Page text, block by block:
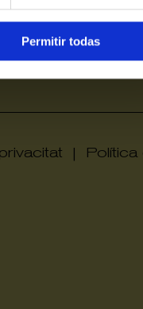
Permitir todas
grup |
|